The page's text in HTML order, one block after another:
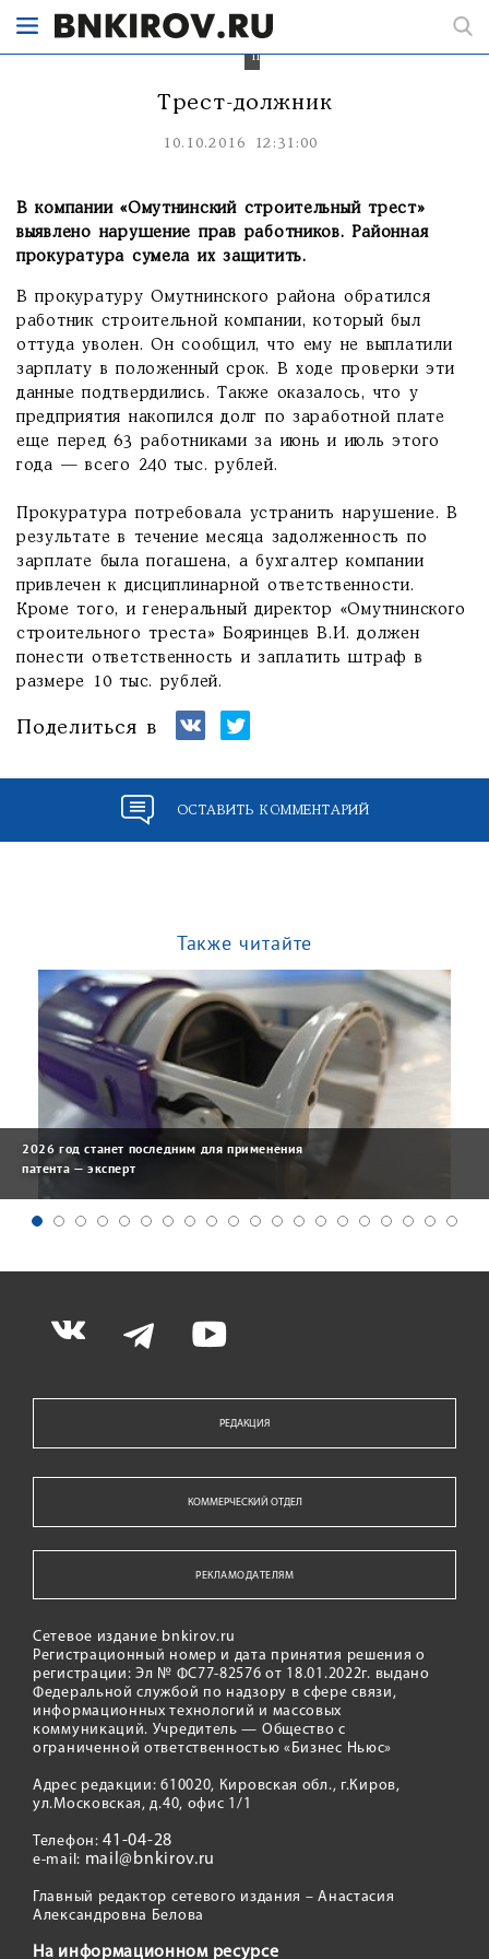
вмешательства
прокуратуры.
Трест-должник
10.10.2016 12:31:00
В компании «Омутнинский строительный трест»
выявлено нарушение прав работников. Районная
прокуратура сумела их защитить.
В прокуратуру Омутнинского района обратился
работник строительной компании, который был
оттуда уволен. Он сообщил, что ему не выплатили
зарплату в положенный срок. В ходе проверки эти
данные подтвердились. Также оказалось, что у
предприятия накопился долг по заработной плате
еще перед 63 работниками за июнь и июль этого
года — всего 240 тыс. рублей.
Прокуратура потребовала устранить нарушение. В
результате в течение месяца задолженность по
зарплате была погашена, а бухгалтер компании
привлечен к дисциплинарной ответственности.
Кроме того, и генеральный директор «Омутнинского
строительного треста» Бояринцев В.И. должен
понести ответственность и заплатить штраф в
размере 10 тыс. рублей.
Поделиться в
ОСТАВИТЬ КОММЕНТАРИЙ
Также читайте
2026 год станет последним для применения
патента — эксперт
РЕДАКЦИЯ
КОММЕРЧЕСКИЙ ОТДЕЛ
РЕКЛАМОДАТЕЛЯМ
Сетевое издание bnkirov.ru
Регистрационный номер и дата принятия решения о
регистрации: Эл № ФС77-82576 от 18.01.2022г. выдано
Федеральной службой по надзору в сфере связи,
информационных технологий и массовых
коммуникаций. Учредитель — Общество с
ограниченной ответственностью «Бизнес Ньюс»
Адрес редакции: 610020, Кировская обл., г.Киров,
ул.Московская, д.40, офис 1/1
Телефон:41-04-28
e-mail: mail@bnkirov.ru
Главный редактор сетевого издания – Анастасия
Александровна Белова
На информационном ресурсе